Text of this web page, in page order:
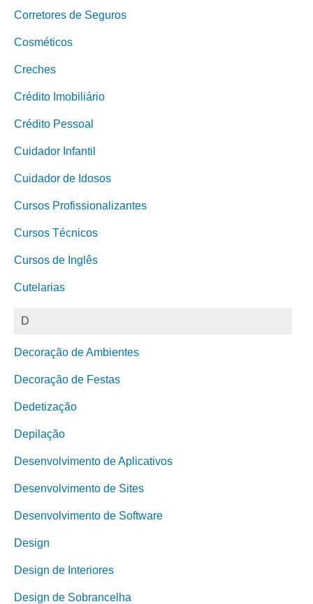
Corretores de Seguros
Cosméticos
Creches
Crédito Imobiliário
Crédito Pessoal
Cuidador Infantil
Cuidador de Idosos
Cursos Profissionalizantes
Cursos Técnicos
Cursos de Inglês
Cutelarias
D
Decoração de Ambientes
Decoração de Festas
Dedetização
Depilação
Desenvolvimento de Aplicativos
Desenvolvimento de Sites
Desenvolvimento de Software
Design
Design de Interiores
Design de Sobrancelha